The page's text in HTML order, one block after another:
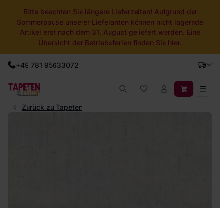
Bitte beachten Sie längere Lieferzeiten! Aufgrund der
Sommerpause unserer Lieferanten können nicht lagernde
Artikel erst nach dem 31. August geliefert werden. Eine
Übersicht der Betriebsferien finden Sie hier.
+49 781 95633072
Zurück zu Tapeten